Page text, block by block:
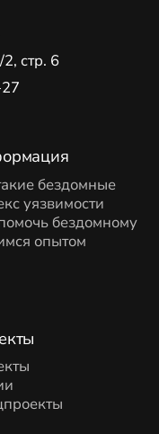
бездомные
уязвимости
бездомному
опытом
стр. 6